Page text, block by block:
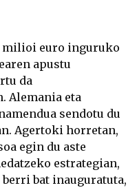
milioi euro inguruko
apustu
da
Alemania eta
sendotu du
Agertoki horretan,
egin du aste
estrategian,
bat inauguratuta,